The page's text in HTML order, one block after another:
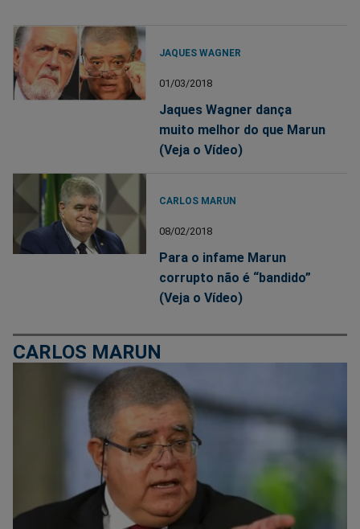
JAQUES WAGNER
01/03/2018
Jaques Wagner dança
muito melhor do que Marun
(Veja o Vídeo)
CARLOS MARUN
08/02/2018
Para o infame Marun
corrupto não é “bandido”
(Veja o Vídeo)
CARLOS MARUN